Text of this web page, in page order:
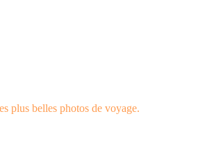
plus belles photos de voyage.